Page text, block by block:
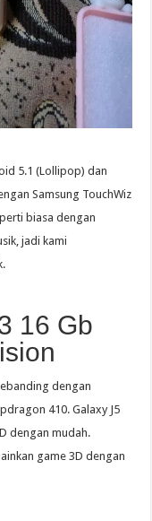
5.1 (Lollipop) dan
Samsung TouchWiz
biasa dengan
jadi kami
16 Gb
dengan
410. Galaxy J5
dengan mudah.
game 3D dengan